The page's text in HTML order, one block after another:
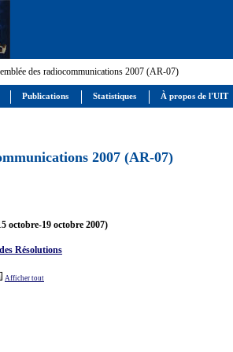
des radiocommunications 2007 (AR-07)
2007 (AR-07)
octobre-19 octobre 2007)
Résolutions
Afficher tout
Publications Statistiques À propos de l'UIT